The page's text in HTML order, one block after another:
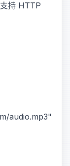
持 HTTP
audio.mp3"